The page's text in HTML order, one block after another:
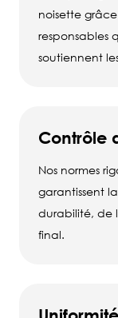
noisette
responsables
soutiennent
Contrôle
Nos normes
garantissent
durabilité, de
final.